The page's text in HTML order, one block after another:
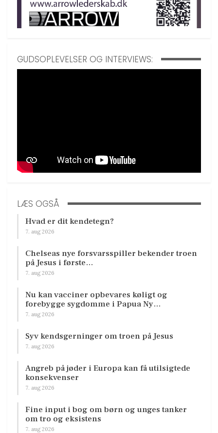
GUDSOPLEVELSER OG INTERVIEWS:
LÆS OGSÅ
Hvad er dit kendetegn?
7. aug 2026
Chelseas nye forsvarsspiller bekender troen
på Jesus i første…
7. aug 2026
Nu kan vacciner opbevares køligt og
forebygge sygdomme i Papua Ny…
7. aug 2026
Syv kendsgerninger om troen på Jesus
7. aug 2026
Angreb på jøder i Europa kan få utilsigtede
konsekvenser
7. aug 2026
Fine input i bog om børn og unges tanker
om tro og eksistens
7. aug 2026